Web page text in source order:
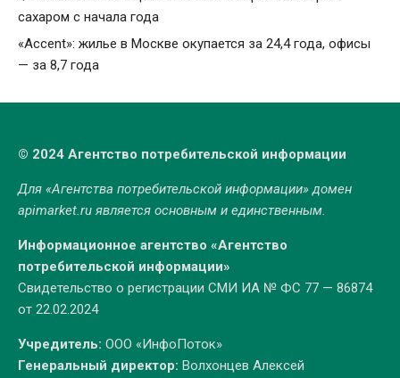
сахаром с начала года
«Accent»: жилье в Москве окупается за 24,4 года, офисы
— за 8,7 года
© 2024 Агентство потребительской информации
Для «Агентства потребительской информации» домен
apimarket.ruявляется основным и единственным.
Информационное агентство «Агентство
потребительской информации»
Свидетельство о регистрации СМИ ИА № ФС 77 — 86874
от 22.02.2024
Учредитель: ООО «ИнфоПоток»
Генеральный директор: Волхонцев Алексей